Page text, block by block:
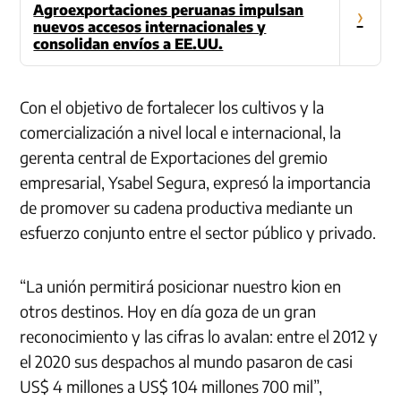
Agroexportaciones peruanas impulsan
nuevos accesos internacionales y
consolidan envíos a EE.UU.
›
Con el objetivo de fortalecer los cultivos y la
comercialización a nivel local e internacional, la
gerenta central de Exportaciones del gremio
empresarial, Ysabel Segura, expresó la importancia
de promover su cadena productiva mediante un
esfuerzo conjunto entre el sector público y privado.
“La unión permitirá posicionar nuestro kion en
otros destinos. Hoy en día goza de un gran
reconocimiento y las cifras lo avalan: entre el 2012 y
el 2020 sus despachos al mundo pasaron de casi
US$ 4 millones a US$ 104 millones 700 mil”,